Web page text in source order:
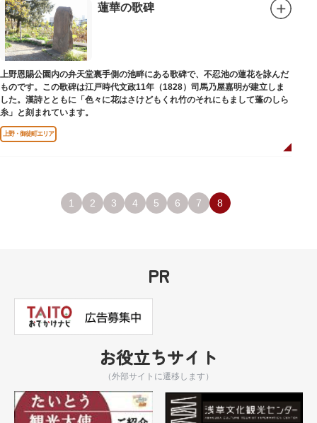
蓮華の歌碑
上野恩賜公園内の弁天堂裏手側の池畔にある歌碑で、不忍池の蓮花を詠んだ
ものです。この歌碑は江戸時代文政11年（1828）司馬乃屋嘉明が建立しま
した。漢詩とともに「色々に花はさけどもくれ竹のそれにもまして蓬のしら
糸」と刻まれています。
上野・御徒町エリア
1 2 3 4 5 6 7 8
PR
お役立ちサイト
（外部サイトに遷移します）